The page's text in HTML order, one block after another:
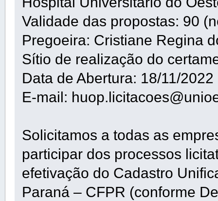
Validade das propostas: 90
Pregoeira: Cristiane Regina
Sítio de realização do
Data de Abertura: 18/11/
E-mail:
Solicitamos a todas as
participar dos processos
efetivação do Cadastro
Paraná – CFPR (conforme